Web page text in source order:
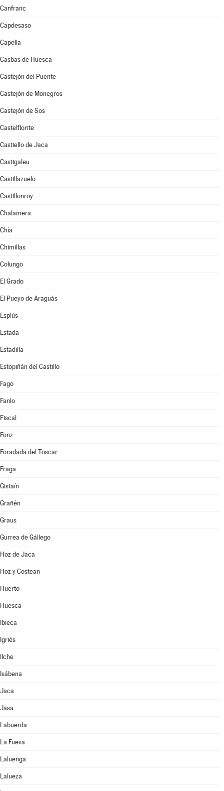
Canfranc
Capdesaso
Capella
Casbas de Huesca
Castejón del Puente
Castejón de Monegros
Castejón de Sos
Castelflorite
Castiello de Jaca
Castigaleu
Castillazuelo
Castillonroy
Chalamera
Chía
Chimillas
Colungo
El Grado
El Pueyo de Araguás
Esplús
Estada
Estadilla
Estopiñán del Castillo
Fago
Fanlo
Fiscal
Fonz
Foradada del Toscar
Fraga
Gistaín
Grañén
Graus
Gurrea de Gállego
Hoz de Jaca
Hoz y Costean
Huerto
Huesca
Ibieca
Igriés
Ilche
Isábena
Jaca
Jasa
Labuerda
La Fueva
Laluenga
Lalueza